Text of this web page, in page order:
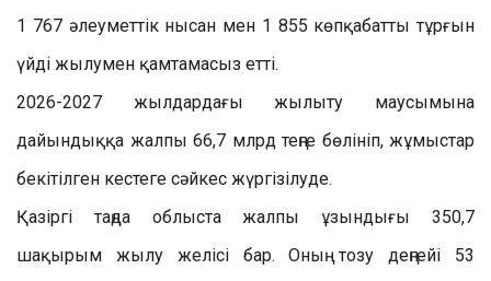
1 767 әлеуметтік нысан мен 1 855 көпқабатты тұрғын
үйді жылумен қамтамасыз етті.
2026-2027 жылдардағы жылыту маусымына
дайындыққа жалпы 66,7 млрд теңге бөлініп, жұмыстар
бекітілген кестеге сәйкес жүргізілуде.
Қазіргі таңда облыста жалпы ұзындығы 350,7
шақырым жылу желісі бар. Оның тозу деңгейі 53